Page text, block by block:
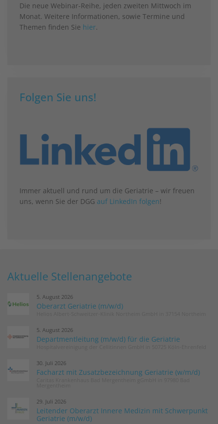
Die neue Webinar-Reihe, jeden zweiten Mittwoch im
Monat. Weitere Informationen, sowie Termine und
Themen finden Sie hier.
Folgen Sie uns!
Immer aktuell und rund um die Geriatrie – wir freuen
uns, wenn Sie der DGG auf LinkedIn folgen!
Aktuelle Stellenangebote
5. August 2026
Oberarzt Geriatrie (m/w/d)
5. August 2026
Departmentleitung (m/w/d) für die Geriatrie
30. Juli 2026
Facharzt mit Zusatzbezeichnung Geriatrie (w/m/d)
29. Juli 2026
Leitender Oberarzt Innere Medizin mit Schwerpunkt
Geriatrie (m/w/d)